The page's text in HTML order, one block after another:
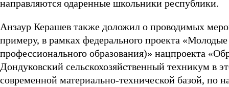
направляются одаренные школьники республики.
Анзаур Керашев также доложил о проводимых
примеру, в рамках федерального проекта
профессионального образования)» нацпроекта
Дондуковский сельскохозяйственный техникум в
современной материально-технической базой, по